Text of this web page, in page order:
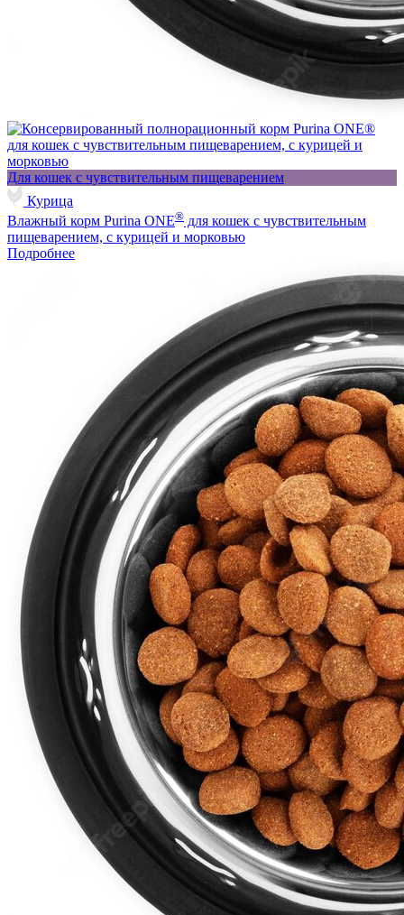
Для кошек с чувствительным пищеварением
Курица
Влажный корм Purina ONE® для кошек с чувствительным
пищеварением, с курицей и морковью
Подробнее